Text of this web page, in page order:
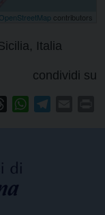
OpenStreetMap contributors
Italia
condividi su
ThreadsWhatsApp